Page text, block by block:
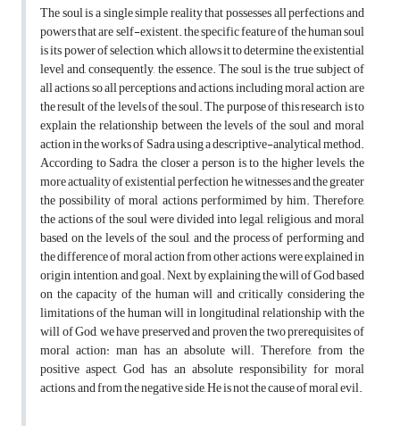
The soul is a single simple reality that possesses all perfections and
powers that are self-existent. the specific feature of the human soul
is its power of selection, which allows it to determine the existential
level and, consequently, the essence. The soul is the true subject of
all actions, so all perceptions and actions, including moral action, are
the result of the levels of the soul. The purpose of this research is to
explain the relationship between the levels of the soul and moral
action in the works of Sadra using a descriptive-analytical method.
According to Sadra, the closer a person is to the higher levels, the
more actuality of existential perfection he witnesses and the greater
the possibility of moral actions performimed by him. Therefore,
the actions of the soul were divided into legal, religious, and moral
based on the levels of the soul, and the process of performing and
the difference of moral action from other actions were explained in
origin, intention, and goal. Next, by explaining the will of God based
on the capacity of the human will and critically considering the
limitations of the human will in longitudinal relationship with the
will of God, we have preserved and proven the two prerequisites of
moral action: man has an absolute will. Therefore, from the
positive aspect, God has an absolute responsibility for moral
actions, and from the negative side, He is not the cause of moral evil.